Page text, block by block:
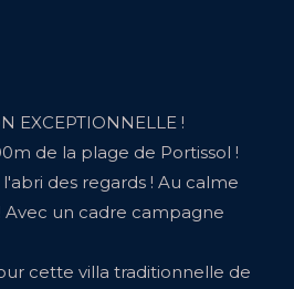
EXCEPTIONNELLE !
de la plage de Portissol !
des regards ! Au calme
Avec un cadre campagne
cette villa traditionnelle de